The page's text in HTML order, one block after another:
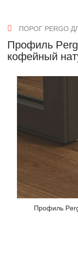
ПОРОГ PERGO
Профиль
кофейный
Профиль